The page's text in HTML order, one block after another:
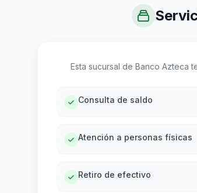
Esta sucursal de Banco Azteca
Consulta de saldo
Atención a personas físicas
Retiro de efectivo